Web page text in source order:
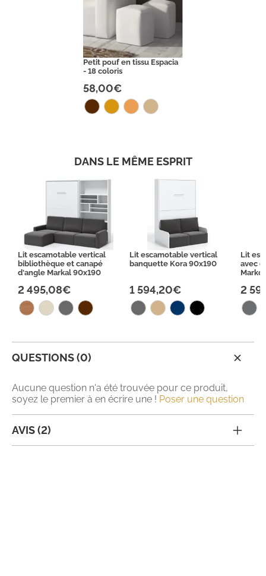
Petit pouf en tissu Espacia
- 18 coloris
58,00€
DANS LE MÊME ESPRIT
Lit escamotable vertical
bibliothèque et canapé
d'angle Markal 90x190
2 495,08€
Lit escamotable vertical
banquette Kora 90x190
1 594,20€
Lit
avec
Marko
2
QUESTIONS (0)
Aucune question n'a été trouvée pour ce produit,
soyez le premier à en écrire une ! Poser une question
AVIS (2)